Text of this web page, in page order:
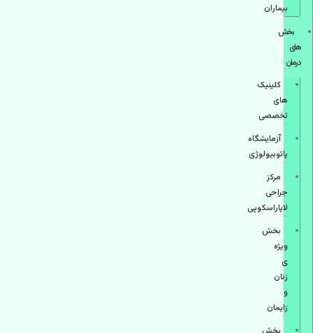
بیماران
بخش
های
درمان
کلینیک
های
تخصصی
آزمایشگاه
پاتوبیولوژی
مرکز
جراحی
لاپاراسکوپی
بخش
ویژه
ی
زنان
و
زایمان